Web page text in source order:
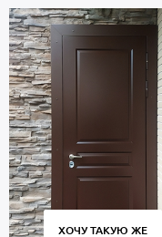
ХОЧУ ТАКУЮ ЖЕ